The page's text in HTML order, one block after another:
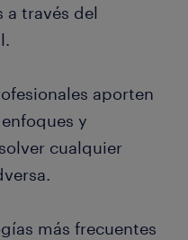
a través del
aporten
y
cualquier
más frecuentes